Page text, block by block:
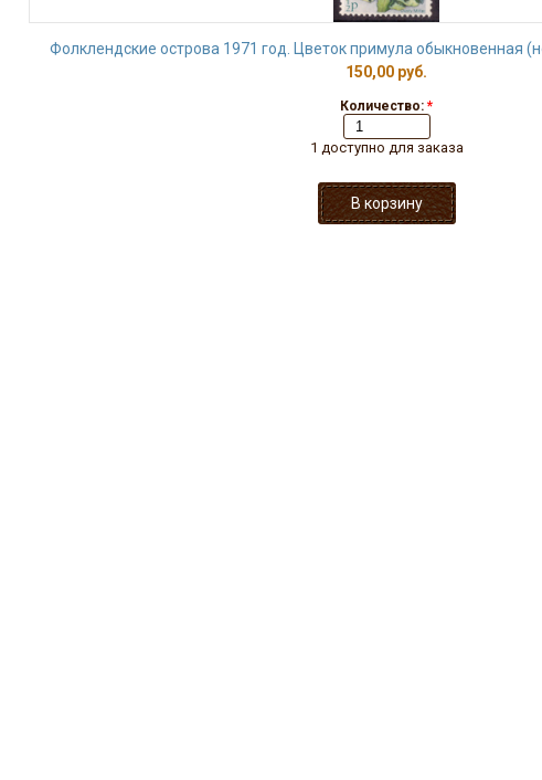
Фолклендские острова 1971 год. Цветок примула обыкновенная
150,00 руб.
Количество: *
1 доступно для заказа